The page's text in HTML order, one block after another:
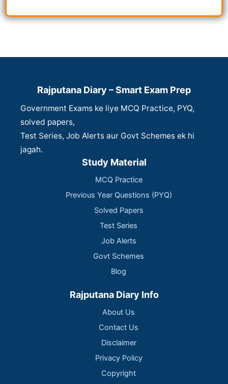
Rajputana Diary – Smart Exam Prep
Government Exams ke liye MCQ Practice, PYQ,
solved papers,
Test Series, Job Alerts aur Govt Schemes ek hi
jagah.
Study Material
MCQ Practice
Previous Year Questions (PYQ)
Solved Papers
Test Series
Job Alerts
Govt Schemes
Blog
Rajputana Diary Info
About Us
Contact Us
Disclaimer
Privacy Policy
Copyright